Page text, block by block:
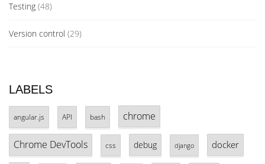
Testing (48)
Version control (29)
LABELS
angular.js API bash chrome
Chrome DevTools css debug django docker